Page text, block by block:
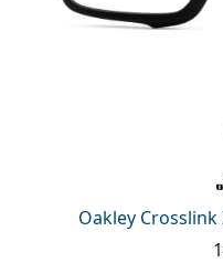
Oakley Crosslink